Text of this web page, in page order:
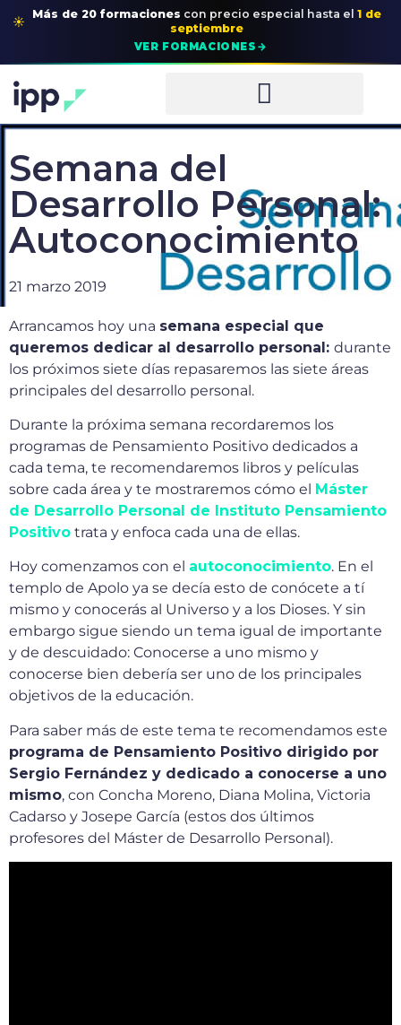
☀ Más de 20 formaciones con precio especial hasta el 1 de
septiembre
VER FORMACIONES →
Semana del
Desarrollo Personal:
Autoconocimiento
21 marzo 2019
Arrancamos hoy una semana especial que
queremos dedicar al desarrollo personal: durante
los próximos siete días repasaremos las siete áreas
principales del desarrollo personal.
Durante la próxima semana recordaremos los
programas de Pensamiento Positivo dedicados a
cada tema, te recomendaremos libros y películas
sobre cada área y te mostraremos cómo el Máster
de Desarrollo Personal de Instituto Pensamiento
Positivo trata y enfoca cada una de ellas.
Hoy comenzamos con el autoconocimiento. En el
templo de Apolo ya se decía esto de conócete a tí
mismo y conocerás al Universo y a los Dioses. Y sin
embargo sigue siendo un tema igual de importante
y de descuidado: Conocerse a uno mismo y
conocerse bien debería ser uno de los principales
objetivos de la educación.
Para saber más de este tema te recomendamos este
programa de Pensamiento Positivo dirigido por
Sergio Fernández y dedicado a conocerse a uno
mismo, con Concha Moreno, Diana Molina, Victoria
Cadarso y Josepe García (estos dos últimos
profesores del Máster de Desarrollo Personal).